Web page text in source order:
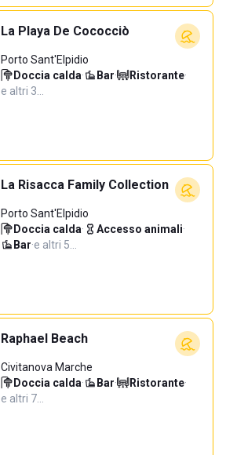
La Playa De Cococciò
Porto Sant'Elpidio
Doccia calda· Bar· Ristorante·
e altri 3…
La Risacca Family Collection
Porto Sant'Elpidio
Doccia calda· Accesso animali·
Bar·e altri 5…
Raphael Beach
Civitanova Marche
Doccia calda· Bar· Ristorante·
e altri 7…